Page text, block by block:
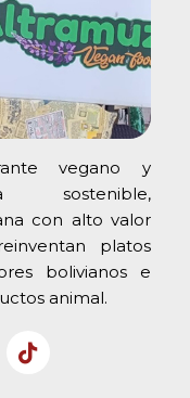
vegano y
sostenible,
con alto valor
platos
bolivianos e
animal.